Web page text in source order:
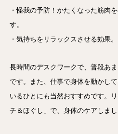
・怪我の予防！かたくなった筋肉
す。
・気持ちをリラックスさせる効果。
長時間のデスクワークで、普段あ
です。また、仕事で身体を動かし
いるひとにも当然おすすめです。
チ＆ほぐし」で、身体のケアしまし